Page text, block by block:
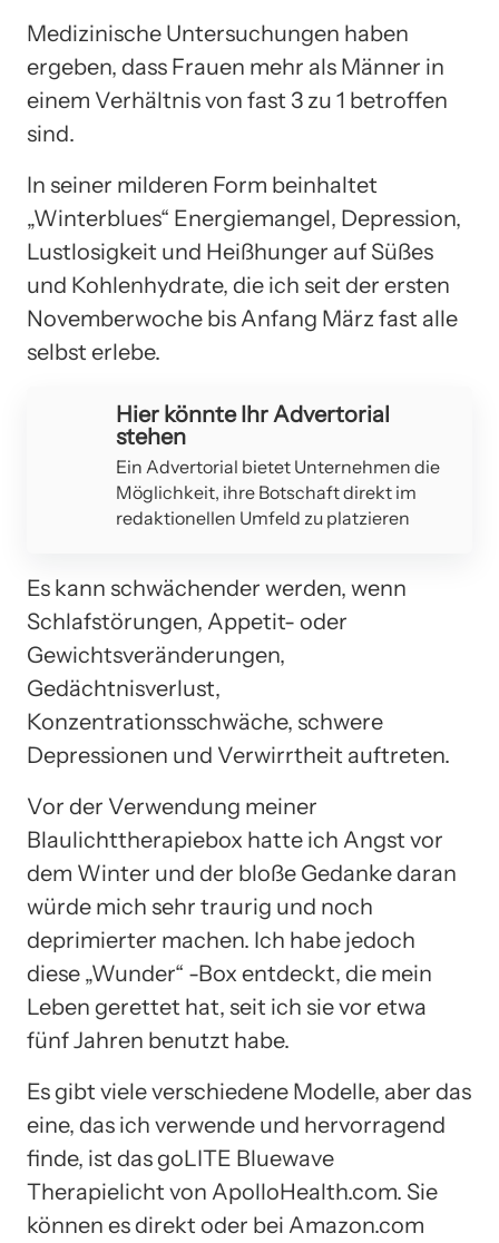
Medizinische Untersuchungen haben
ergeben, dass Frauen mehr als Männer in
einem Verhältnis von fast 3 zu 1 betroffen
sind.
In seiner milderen Form beinhaltet
„Winterblues“ Energiemangel, Depression,
Lustlosigkeit und Heißhunger auf Süßes
und Kohlenhydrate, die ich seit der ersten
Novemberwoche bis Anfang März fast alle
selbst erlebe.
Hier könnte Ihr Advertorial
stehen
Ein Advertorial bietet Unternehmen die
Möglichkeit, ihre Botschaft direkt im
redaktionellen Umfeld zu platzieren
Es kann schwächender werden, wenn
Schlafstörungen, Appetit- oder
Gewichtsveränderungen,
Gedächtnisverlust,
Konzentrationsschwäche, schwere
Depressionen und Verwirrtheit auftreten.
Vor der Verwendung meiner
Blaulichttherapiebox hatte ich Angst vor
dem Winter und der bloße Gedanke daran
würde mich sehr traurig und noch
deprimierter machen. Ich habe jedoch
diese „Wunder“ -Box entdeckt, die mein
Leben gerettet hat, seit ich sie vor etwa
fünf Jahren benutzt habe.
Es gibt viele verschiedene Modelle, aber das
eine, das ich verwende und hervorragend
finde, ist das goLITE Bluewave
Therapielicht von ApolloHealth.com. Sie
können es direkt oder bei Amazon.com